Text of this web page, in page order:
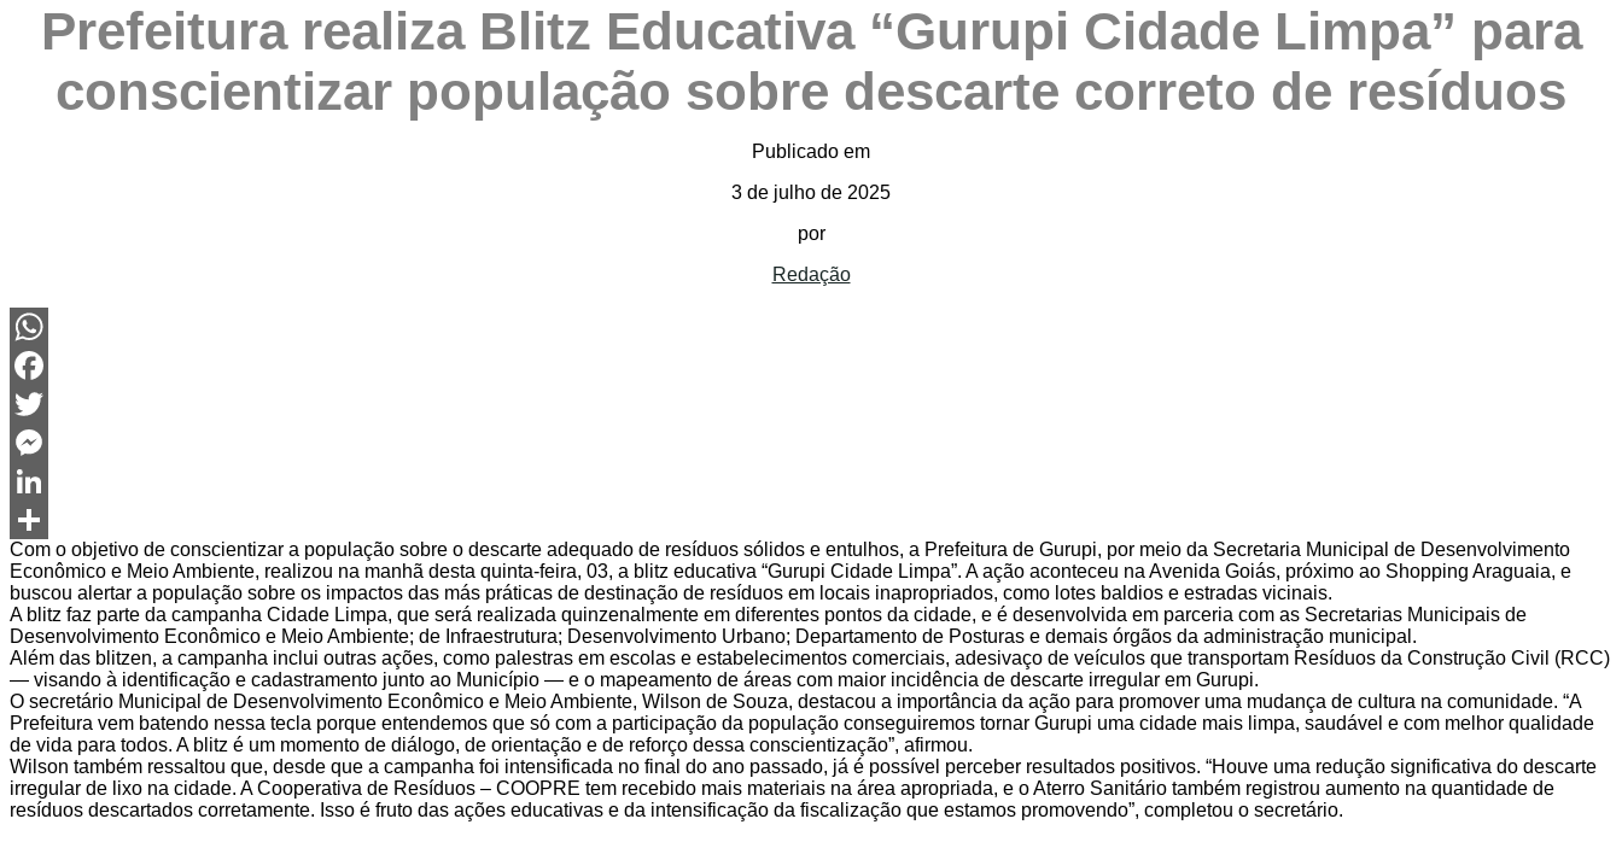
Prefeitura realiza Blitz Educativa “Gurupi Cidade Limpa” para
conscientizar população sobre descarte correto de resíduos
Publicado em
3 de julho de 2025
por
Redação
WhatsApp
Facebook
Twitter
Messenger
LinkedIn
Share
Com o objetivo de conscientizar a população sobre o descarte adequado de resíduos sólidos e entulhos, a Prefeitura de Gurupi, por meio da Secretaria Municipal de Desenvolvimento
Econômico e Meio Ambiente, realizou na manhã desta quinta-feira, 03, a blitz educativa “Gurupi Cidade Limpa”. A ação aconteceu na Avenida Goiás, próximo ao Shopping Araguaia, e
buscou alertar a população sobre os impactos das más práticas de destinação de resíduos em locais inapropriados, como lotes baldios e estradas vicinais.
A blitz faz parte da campanha Cidade Limpa, que será realizada quinzenalmente em diferentes pontos da cidade, e é desenvolvida em parceria com as Secretarias Municipais de
Desenvolvimento Econômico e Meio Ambiente; de Infraestrutura; Desenvolvimento Urbano; Departamento de Posturas e demais órgãos da administração municipal.
Além das blitzen, a campanha inclui outras ações, como palestras em escolas e estabelecimentos comerciais, adesivaço de veículos que transportam Resíduos da Construção Civil (RCC)
— visando à identificação e cadastramento junto ao Município — e o mapeamento de áreas com maior incidência de descarte irregular em Gurupi.
O secretário Municipal de Desenvolvimento Econômico e Meio Ambiente, Wilson de Souza, destacou a importância da ação para promover uma mudança de cultura na comunidade. “A
Prefeitura vem batendo nessa tecla porque entendemos que só com a participação da população conseguiremos tornar Gurupi uma cidade mais limpa, saudável e com melhor qualidade
de vida para todos. A blitz é um momento de diálogo, de orientação e de reforço dessa conscientização”, afirmou.
Wilson também ressaltou que, desde que a campanha foi intensificada no final do ano passado, já é possível perceber resultados positivos. “Houve uma redução significativa do descarte
irregular de lixo na cidade. A Cooperativa de Resíduos – COOPRE tem recebido mais materiais na área apropriada, e o Aterro Sanitário também registrou aumento na quantidade de
resíduos descartados corretamente. Isso é fruto das ações educativas e da intensificação da fiscalização que estamos promovendo”, completou o secretário.